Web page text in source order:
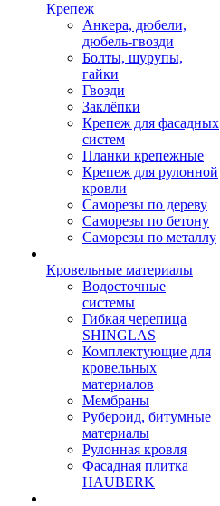
Крепеж
Анкера, дюбели,
дюбель-гвозди
Болты, шурупы,
гайки
Гвозди
Заклёпки
Крепеж для фасадных
систем
Планки крепежные
Крепеж для рулонной
кровли
Саморезы по дереву
Саморезы по бетону
Саморезы по металлу
Кровельные материалы
Водосточные
системы
Гибкая черепица
SHINGLAS
Комплектующие для
кровельных
материалов
Мембраны
Рубероид, битумные
материалы
Рулонная кровля
Фасадная плитка
HAUBERK